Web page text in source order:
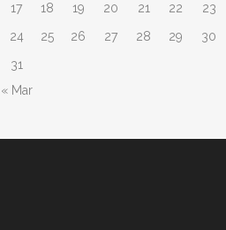
17
18 19 20 21 22
23
24
25 26 27 28 29
30
31
« Mar